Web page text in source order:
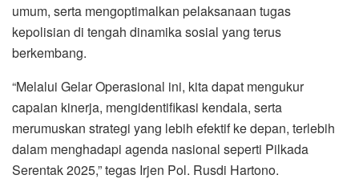
umum, serta mengoptimalkan pelaksanaan tugas
kepolisian di tengah dinamika sosial yang terus
berkembang.
“Melalui Gelar Operasional ini, kita dapat mengukur
capaian kinerja, mengidentifikasi kendala, serta
merumuskan strategi yang lebih efektif ke depan, terlebih
dalam menghadapi agenda nasional seperti Pilkada
Serentak 2025,” tegas Irjen Pol. Rusdi Hartono.